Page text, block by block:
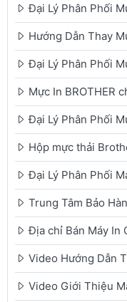
Đại Lý Phân Phối
Hướng Dẫn Thay
Đại Lý Phân Phối
Mực In BROTHER
Đại Lý Phân Phối
Hộp mực thải
Đại Lý Phân Phối
Trung Tâm Bảo
Địa chỉ Bán Máy In
Video Hướng Dẫn
Video Giới Thiệu